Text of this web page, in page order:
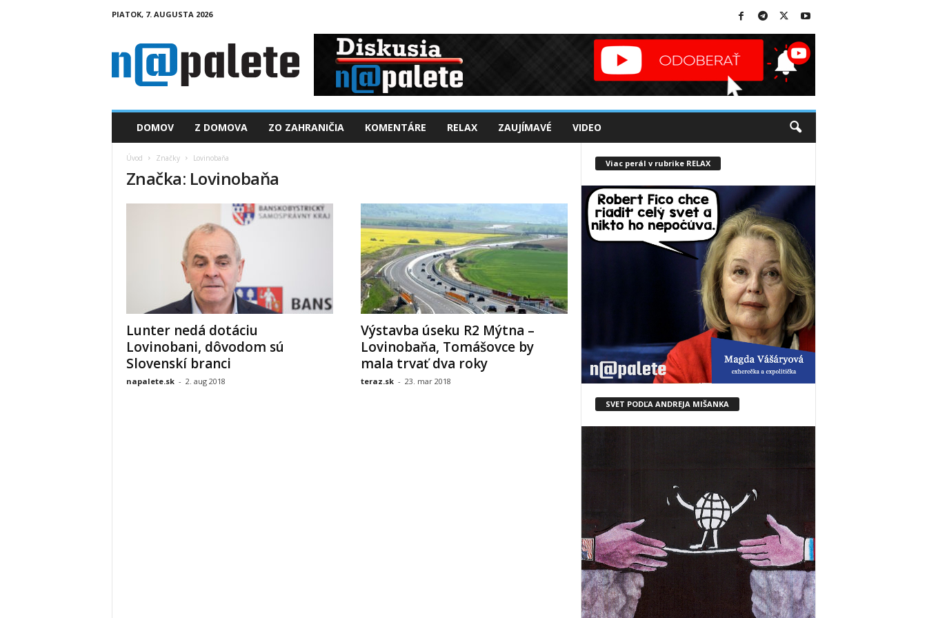
PIATOK, 7. AUGUSTA 2026
a
DOMOV Z DOMOVA ZO ZAHRANIČIA KOMENTÁRE RELAX ZAUJÍMAVÉ VIDEO
Úvod Značky Lovinobaňa
Značka: Lovinobaňa
Lunter nedá dotáciu
Lovinobani, dôvodom sú
Slovenskí branci
napalete.sk - 2. aug 2018
Výstavba úseku R2 Mýtna –
Lovinobaňa, Tomášovce by
mala trvať dva roky
teraz.sk - 23. mar 2018
Viac perál v rubrike RELAX
SVET PODĽA ANDREJA MIŠANKA